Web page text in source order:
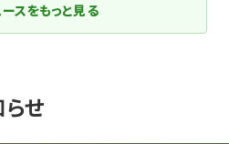
スをもっと見る
せ